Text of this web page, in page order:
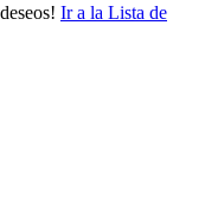
Ir a la Lista de